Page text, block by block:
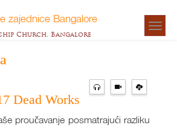
zajednice Bangalore
Church, Bangalore
Dead Works
proučavanje posmatrajući razliku